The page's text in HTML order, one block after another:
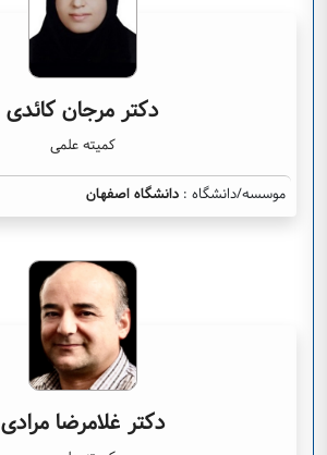
دکتر مرجان کائدی
کمیته علمی
موسسه/دانشگاه : دانشگاه اصفهان
دکتر غلامرضا مرادی